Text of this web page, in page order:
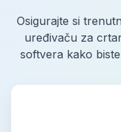
Osigurajte si
uređivaču za
softvera kako